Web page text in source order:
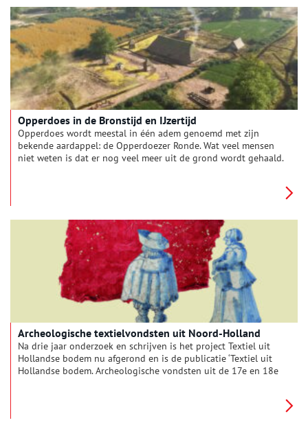
een beerput in Amsterdam, waar zelfs een speelgoed
veldkanon weer het licht zag.
Opperdoes in de Bronstijd en IJzertijd
Opperdoes wordt meestal in één adem genoemd met zijn
bekende aardappel: de Opperdoezer Ronde. Wat veel mensen
niet weten is dat er nog veel meer uit de grond wordt gehaald.
onlangs gepubliceerd in ‘Opperdoes, een geliefde plek. Oud
onderzoek, nieuwe resultaten: bewoning in de Bronstijd en
Archeologische textielvondsten uit Noord-Holland
Na drie jaar onderzoek en schrijven is het project Textiel uit
Hollandse bodem nu afgerond en is de publicatie ‘Textiel uit
Hollandse bodem. Archeologische vondsten uit de 17e en 18e